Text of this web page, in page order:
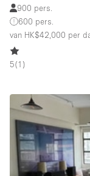
Boot
Dak
Foto /
Galerie
900 pers.
600 pers.
van HK$42,000 per
5(1 )